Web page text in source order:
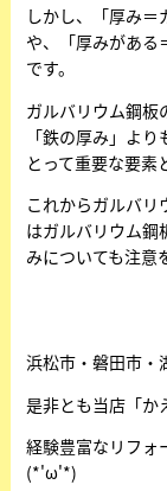
しかし、「厚み
や、「厚みがある
です。
ガルバリウム鋼板
「鉄の厚み」よ
とって重要な要素
これからガルバ
はガルバリウム鋼
みについても注意
浜松市・磐田市・
是非とも当店「か
経験豊富なリフォ
(*'ω'*)